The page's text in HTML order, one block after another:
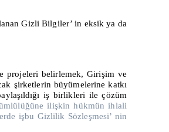
Gizli Bilgiler’ in eksik ya da
projeleri belirlemek, Girişim ve
şirketlerin büyümelerine katkı
iş birlikleri ile çözüm
ilişkin hükmün ihlali
işbu Gizlilik Sözleşmesi’ nin